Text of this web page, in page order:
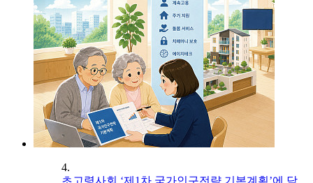
4.